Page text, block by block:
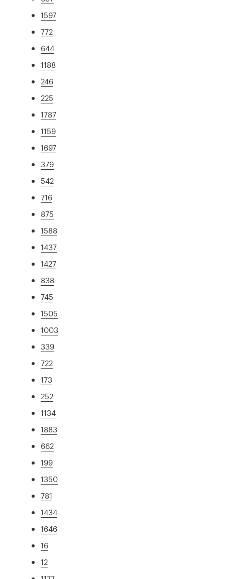
1597
772
644
1188
246
225
1787
1159
1697
379
542
716
875
1588
1437
1427
838
745
1505
1003
339
722
173
252
1134
1883
662
199
1350
781
1434
1646
16
12